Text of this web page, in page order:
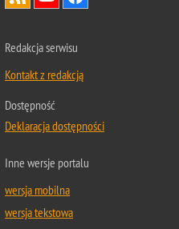
Redakcja serwisu
Kontakt z redakcją
Dostępność
Deklaracja dostępności
Inne wersje portalu
wersja mobilna
wersja tekstowa